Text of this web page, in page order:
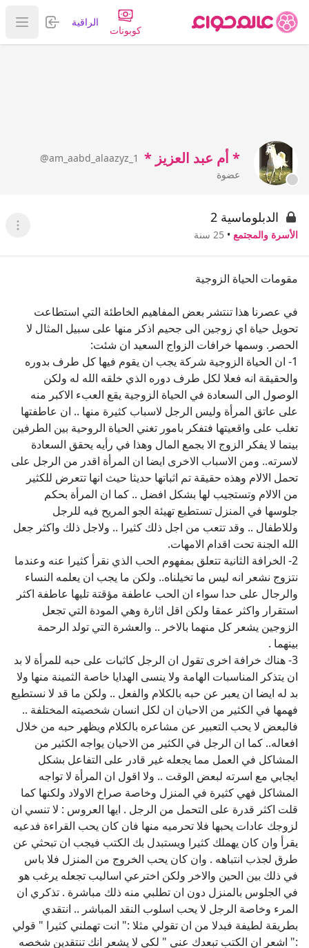
كوبونات
الراقية تسجيل
عرض
* أم عبد العزيز * @am_aabd_alaazyz_1
عضوة
الدبلوماسية 2
الأسرة والمجتمع • 25 سنة عرض
مقومات الحياة الزوجية
في عصرنا هذا تنتشر بعض المفاهيم الخاطئة التي استطاعت
تحويل حياة اي زوجين الى جحيم اذكر منها على سبيل المثال لا
الحصر. وسمها خرافات الزواج السعيد ان شئت:
1- ان الحياة الزوجية شركة يجب ان يقوم فيها كل طرف بدوره
والحقيقة انه فعلا لكل طرف دوره الذي خلقه الله له ولكن
الوصول الى السعادة في الحياة الزوجية يقع العبء الاكبر منه
على عاتق المرأة وليس الرجل لاسباب كثيرة منها .. ان عاطفتها
تغلب على واقعيتها فتفكر بامور تغني الحياة الروحية بين الطرفين
بينما لا يفكر الزوج الا بجمع المال وهذا في رأيه يحقق السعادة
لاسرته.. ومن الاسباب الاخرى ايضا ان المرأة اقدر من الرجل على
تحمل الالام وهذه حقيقة تم اثباتها حديثا حيث انها تتعرض للكثير
من الالام وتستجيب لها بشكل افضل .. كما ان المرأة بحكم
جلوسها في المنزل تستطيع تهيئة الجو المريح فيه للرجل
وللاطفال .. وقد تتعب من اجل ذلك كثيرا .. ولاجل ذلك واكثر جعل
الله الجنة تحت اقدام الامهات.
2- الخرافة الثانية تتعلق بمفهوم الحب الذي نقرأ كثيرا عنه وعندما
نتزوج نشعر انه ليس ما تخيلناه.. ولكن ما يجب ان يعلمه النساء
والرجال على حدا سواء ان الحب عاطفة مؤقتة تليها عاطفة اكثر
استقرار واكثر عمقا ولكن اقل اثارة وهي المودة التي تجعل
الزوجين يشعر كل منهما بالاخر .. والعشرة التي تولد الرحمة
بينهما .
3- هناك خرافة اخرى تقول ان الرجل كاثبات على حبه للمرأة لا بد
ان يتذكر المناسبات الهامة ولا ينسى الهدايا خاصة الثمينة منها ولا
بد له ايضا ان يعبر عن حبه بالكلام والفعل .. ولكن ما قد لا نستطيع
فهمها في الكثير من الاحيان ان لكل انسان شخصيته المختلفة ..
فالبعض لا يحب التعبير عن مشاعره بالكلام ويظهر حبه من خلال
افعاله.. كما ان الرجل في الكثير من الاحيان يواجه الكثير من
المشاكل في العمل مما يجعله غير قادر على التفاعل بشكل
ايجابي مع اسرته لبعض الوقت .. ولا اقول ان المرأة لا تواجه
المشاكل فهي كثيرة في المنزل وخاصة صراخ الاولاد ولكنها كما
قلت اكثر قدرة على التحمل من الرجل . ايها العروس : لا تنسي ان
لزوجك عادات يحبها فلا تحرميه منها فان كان يحب القراءة فدعيه
يقرأ وان كان يهملك كثيرا ويستبدل بك الكتب فيجب ان تبحثي عن
طرق لجذب انتباهه . وان كان يحب الخروج من المنزل فلا باس
في ذلك بين الحين والاخر ولكن اخترعي اساليب تجعله يرغب هو
في الجلوس بالمنزل دون ان تطلبي منه ذلك مباشرة . تذكري ان
المرء وخاصة الرجل لا يحب اسلوب النقد المباشر .. انتقدي
بطريقة لطيفة فبدلا من ان تقولي مثلا :" انت تهملني كثيرا " قولي
:" اشعر ان الكتب تبعدك عني " لكي لا يشعر انك تنتقدين شخصه